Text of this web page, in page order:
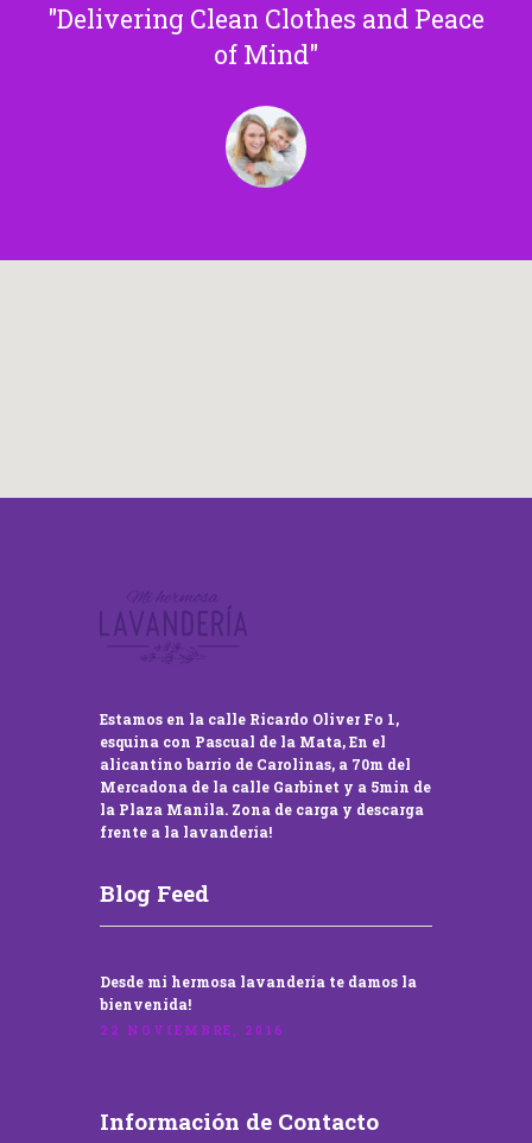
Delivering Clean Clothes and Peace
of Mind
Estamos en la calle Ricardo Oliver Fo 1,
esquina con Pascual de la Mata, En el
alicantino barrio de Carolinas, a 70m del
Mercadona de la calle Garbinet y a 5min de
la Plaza Manila. Zona de carga y descarga
frente a la lavandería!
Blog Feed
Desde mi hermosa lavandería te damos la
bienvenida!
22 NOVIEMBRE, 2016
Información de Contacto